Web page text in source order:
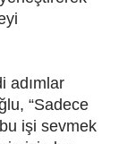
adımlar
“Sadece
işi sevmek